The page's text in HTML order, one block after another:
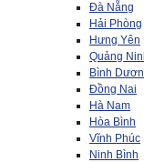
Đà Nẵng
Hải Phòng
Hưng Yên
Quảng
Bình
Đồng Nai
Hà Nam
Hòa Bình
Vĩnh Phúc
Ninh Bình